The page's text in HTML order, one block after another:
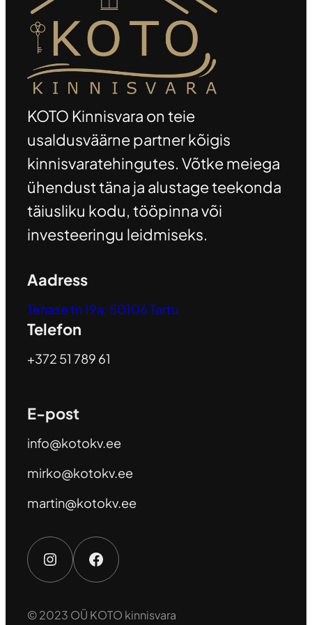
KOTO Kinnisvara on teie
usaldusväärne partner kõigis
kinnisvaratehingutes. Võtke meiega
ühendust täna ja alustage teekonda
täiusliku kodu, tööpinna või
investeeringu leidmiseks.
Aadress
Tehase tn 19a, 50106 Tartu
Telefon
+372 51 789 61
E-post
info@kotokv.ee
mirko@kotokv.ee
martin@kotokv.ee
© 2023 OÜ KOTO kinnisvara